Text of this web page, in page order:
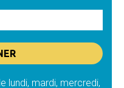
lundi, mardi, mercredi,